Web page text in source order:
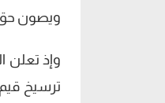
ويصون حق
وإذ تعلن
ترسيخ قيم